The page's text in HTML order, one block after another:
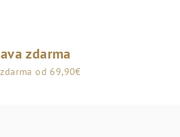
zdarma
od 69,90€